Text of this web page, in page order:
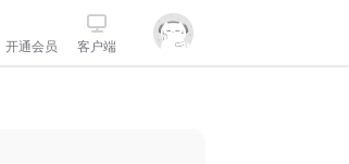
开通会员 客户端